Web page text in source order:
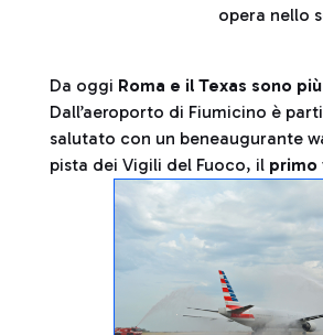
opera nello
Da oggi Roma e il Texas sono
Dall’aeroporto di Fiumicino è
salutato con un beneaugurante
pista dei Vigili del Fuoco, il primo